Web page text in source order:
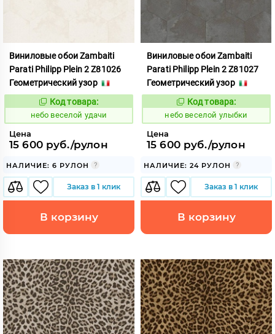
Виниловые обои Zambaiti
Parati Philipp Plein 2 Z81026
Геометрический узор
1110610
Код товара:
небо веселой удачи
Цена
15 600 руб./рулон
НАЛИЧИЕ: 6 РУЛОН
Заказ в 1 клик
В корзину
Виниловые обои Zambaiti
Parati Philipp Plein 2 Z81027
Геометрический узор
1110611
Код товара:
небо веселой улыбки
Цена
15 600 руб./рулон
НАЛИЧИЕ: 24 РУЛОН
Заказ в 1 клик
В корзину